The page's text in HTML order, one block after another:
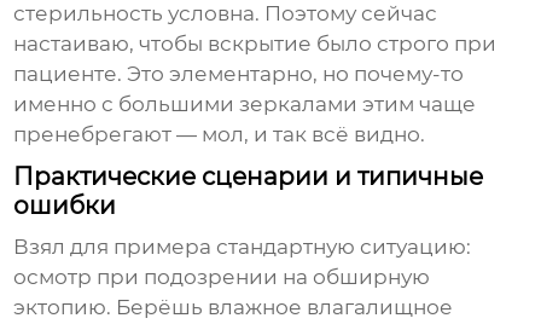
стерильность условна. Поэтому сейчас
настаиваю, чтобы вскрытие было строго при
пациенте. Это элементарно, но почему-то
именно с большими зеркалами этим чаще
пренебрегают — мол, и так всё видно.
Практические сценарии и типичные
ошибки
Взял для примера стандартную ситуацию:
осмотр при подозрении на обширную
эктопию. Берёшь влажное влагалищное